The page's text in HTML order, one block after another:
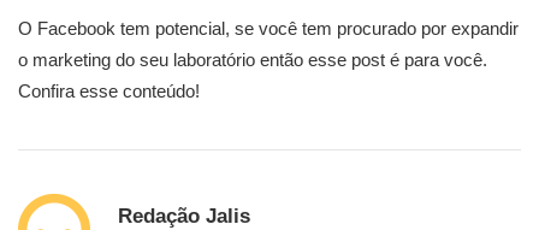
O Facebook tem potencial, se você tem procurado por expandir
o marketing do seu laboratório então esse post é para você.
Confira esse conteúdo!
Redação Jalis